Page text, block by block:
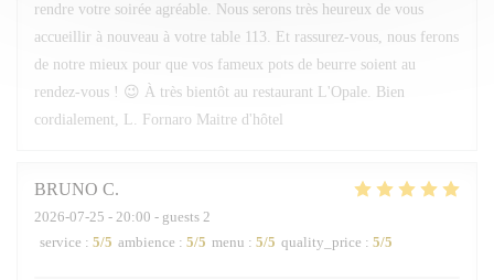
rendre votre soirée agréable. Nous serons très heureux de vous
accueillir à nouveau à votre table 113. Et rassurez-vous, nous ferons
de notre mieux pour que vos fameux pots de beurre soient au
rendez-vous ! 😉 À très bientôt au restaurant L'Opale. Bien
cordialement, L. Fornaro Maitre d'hôtel
BRUNO C
2026-07-25 - 20:00 - guests 2
service : 5/5 ambience : 5/5 menu : 5/5 quality_price : 5/5